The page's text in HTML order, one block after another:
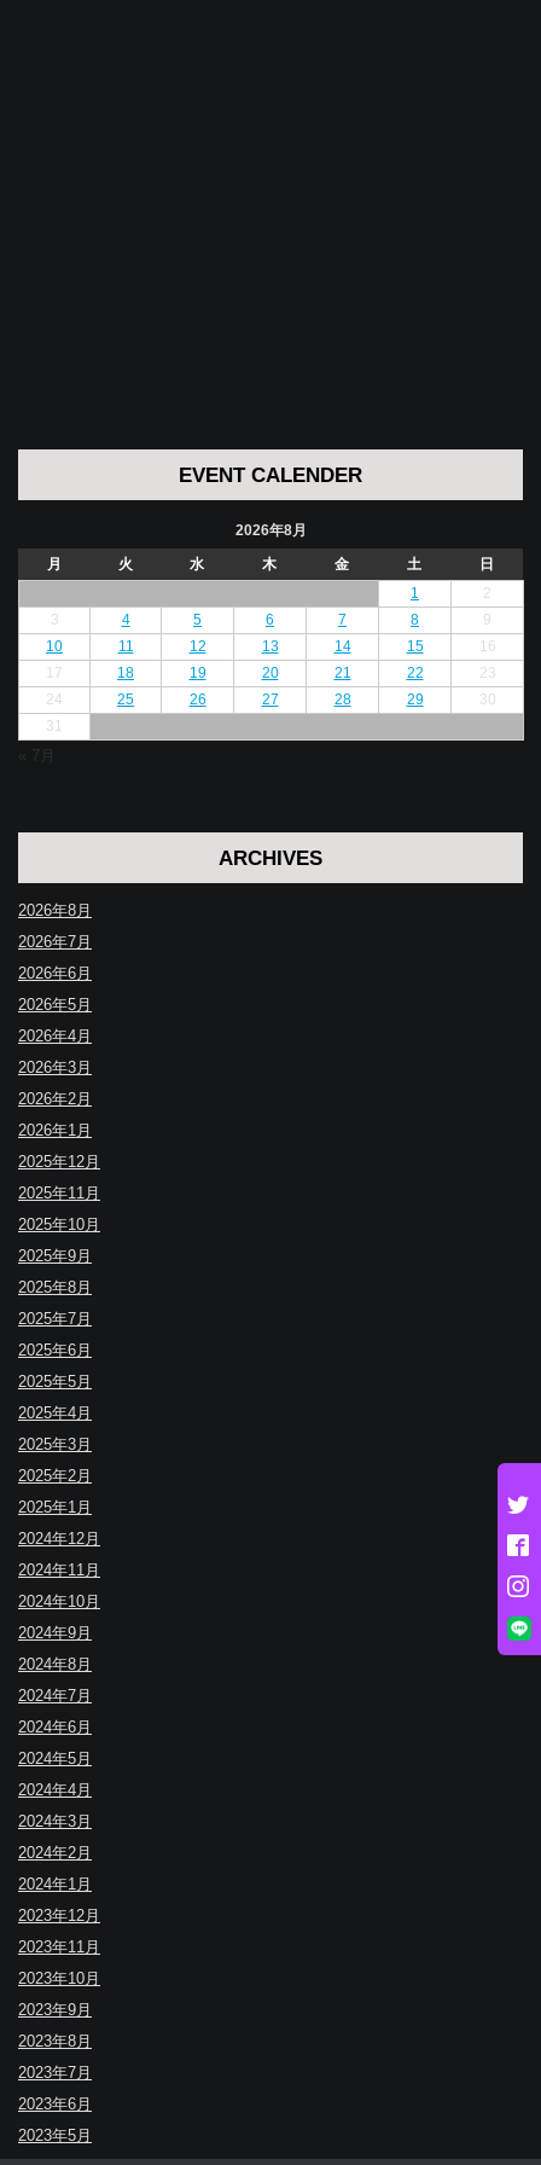
EVENT CALENDER
2026年8月
月
火 水 木 金 土
日
1
2
3
4 5 6 7 8
9
10
11 12 13 14 15
16
17
18 19 20 21 22
23
24
25 26 27 28 29
30
31
« 7月
ARCHIVES
2026年8月
2026年7月
2026年6月
2026年5月
2026年4月
2026年3月
2026年2月
2026年1月
2025年12月
2025年11月
2025年10月
2025年9月
2025年8月
2025年7月
2025年6月
2025年5月
2025年4月
2025年3月
2025年2月
2025年1月
2024年12月
2024年11月
2024年10月
2024年9月
2024年8月
2024年7月
2024年6月
2024年5月
2024年4月
2024年3月
2024年2月
2024年1月
2023年12月
2023年11月
2023年10月
2023年9月
2023年8月
2023年7月
2023年6月
2023年5月